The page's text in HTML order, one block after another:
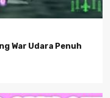
War Udara Penuh